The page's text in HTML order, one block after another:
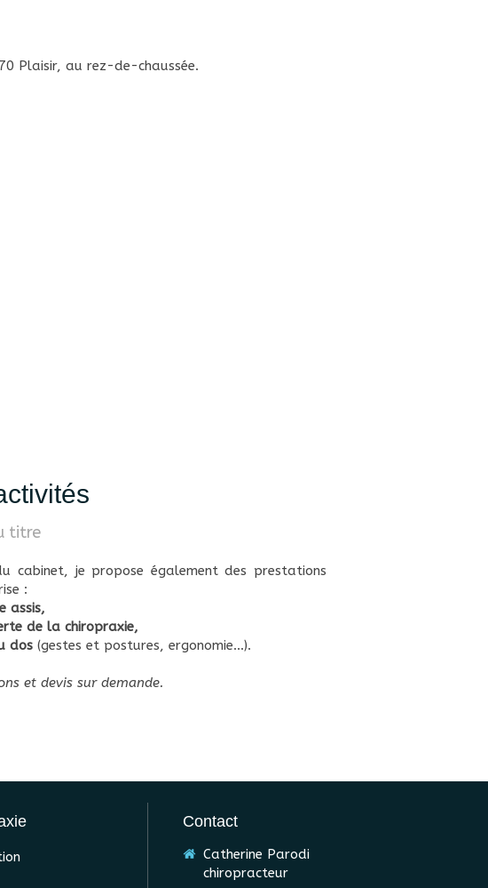
Plaisir, au rez-de-chaussée.
titre
cabinet, je propose également des prestations
:
assis,
de la chiropraxie,
dos(gestes et postures, ergonomie...).
et devis sur demande.
Contact
Catherine Parodi
chiropracteur